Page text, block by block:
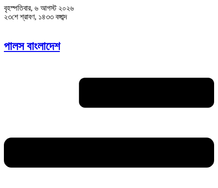
বৃহস্পতিবার, ৬ আগস্ট ২০২৬
২৩শে শ্রাবণ, ১৪৩৩ বঙ্গাব্দ
পালস বাংলাদেশ